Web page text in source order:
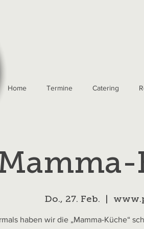
Home Termine Catering
Do., 27. Feb.
  |
haben wir die „Mamma-Küche“